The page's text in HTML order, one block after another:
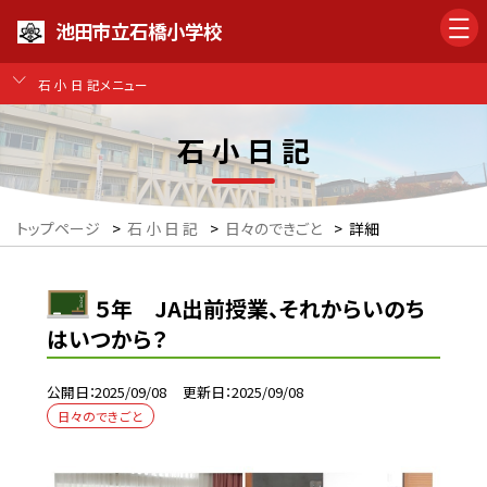
池田市立石橋小学校
石 小 日 記メニュー
石 小 日 記
トップページ > 石 小 日 記 > 日々のできごと > 詳細
５年 JA出前授業、それからいのち
はいつから？
公開日 2025/09/08 更新日 2025/09/08
日々のできごと